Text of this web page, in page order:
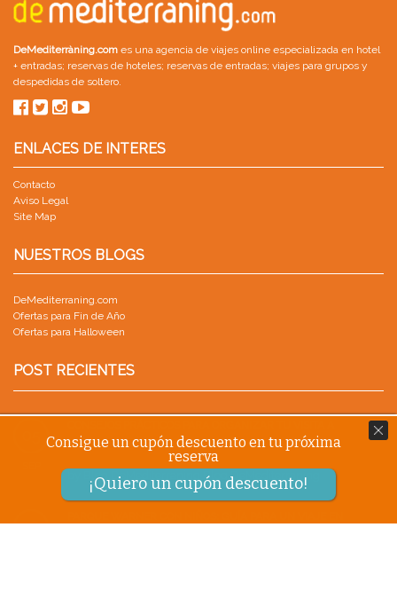
DeMediterràning.com es una agencia de viajes online especializada en hotel
+ entradas; reservas de hoteles; reservas de entradas; viajes para grupos y
despedidas de soltero
ENLACES DE INTERES
Contacto
Aviso Legal
Site Map
NUESTROS BLOGS
DeMediterraning.com
Ofertas para Fin de Año
Ofertas para Halloween
POST RECIENTES
PORTAVENTURA
Blog.DeMediterraning Blog.DeMediterraning
18
Consigue un cupón descuento en tu próxima
reserva
¡Quiero un cupón descuento!